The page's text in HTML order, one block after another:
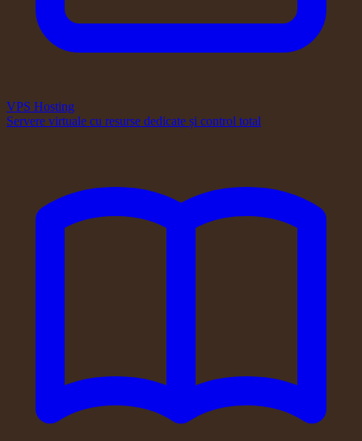
VPS Hosting
Servere virtuale cu resurse dedicate și control total